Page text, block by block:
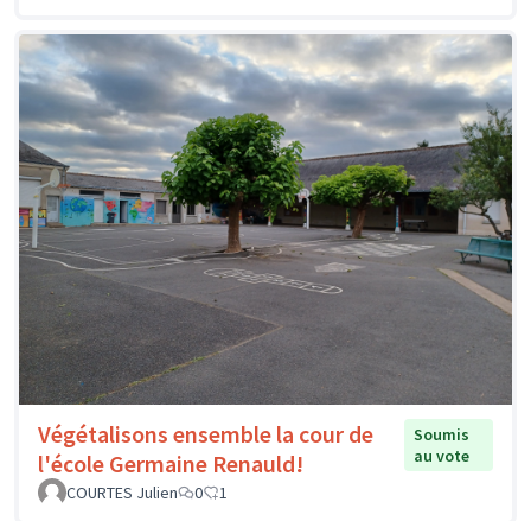
Végétalisons ensemble la cour de
l'école Germaine Renauld!
Soumis
au vote
COURTES Julien
0 1